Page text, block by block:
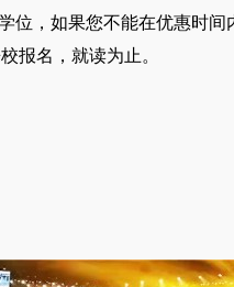
位，如果您不能在优惠时间
报名，就读为止。